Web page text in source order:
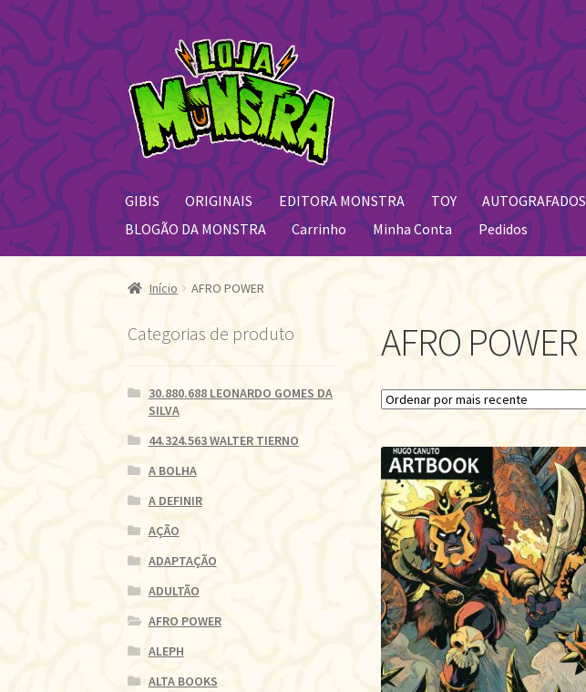
Pular
para
navegação
Pular
para
o
conteúdo
GIBIS ORIGINAIS EDITORA MONSTRA TOY AUTOGRAFADOS
BLOGÃO DA MONSTRA
Carrinho Minha Conta Pedidos
Início AFRO POWER
AFRO POWER
Categorias de produto
30.880.688 LEONARDO GOMES DA
SILVA
44.324.563 WALTER TIERNO
A BOLHA
A DEFINIR
AÇÃO
ADAPTAÇÃO
ADULTÃO
AFRO POWER
ALEPH
ALTA BOOKS